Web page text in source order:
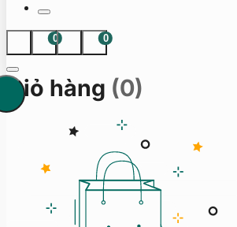
0 0
Giỏ hàng (0)